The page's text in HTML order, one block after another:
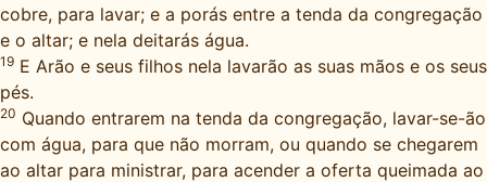
cobre, para lavar; e a porás entre a tenda da congregação
e o altar; e nela deitarás água.
19 E Arão e seus filhos nela lavarão as suas mãos e os seus
pés.
20 Quando entrarem na tenda da congregação, lavar-se-ão
com água, para que não morram, ou quando se chegarem
ao altar para ministrar, para acender a oferta queimada ao